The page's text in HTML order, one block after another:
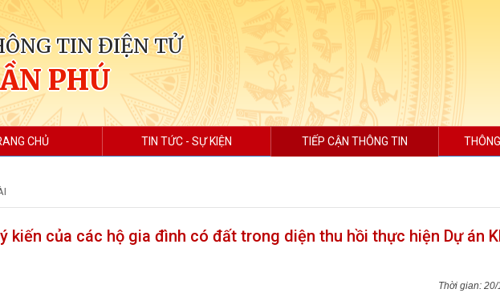
TIN ĐIỆN TỬ
PHÚ
CHỦ TIN TỨC - SỰ KIỆN TIẾP CẬN THÔNG TIN
kiến của các hộ gia đình có đất trong diện thu hồi thực hiện Dự án
20/